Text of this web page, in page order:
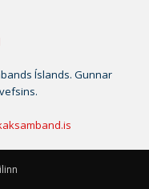
Íslands. Gunnar